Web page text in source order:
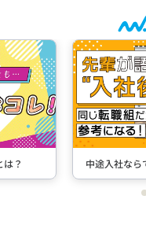
視点のインタビュー